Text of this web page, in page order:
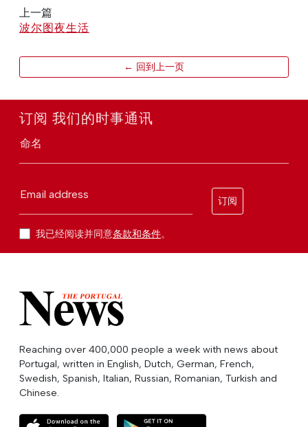
上一篇
波尔图夜生活
← 回到上一页
订阅 我们的时事通讯
命名
Email address
订阅
我已经阅读并同意条款和条件。
Reaching over 400,000 people a week with news about
Portugal, written in English, Dutch, German, French,
Swedish, Spanish, Italian, Russian, Romanian, Turkish and
Chinese.